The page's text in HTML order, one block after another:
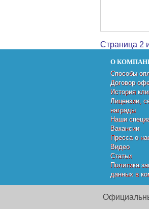
Страница 2
О
Способы
Договор
История
Лицензии,
награды
Наши
Вакансии
Пресса о
Видео
Статьи
Политика
данных в